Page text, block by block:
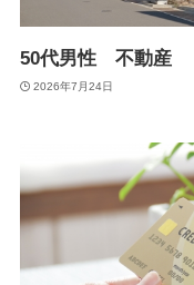
50代男性 不動産
2026年7月24日